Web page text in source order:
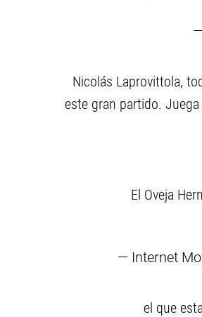
Nicolás Laprovittola,
este gran partido. Juega
El Oveja
— Internet
el que